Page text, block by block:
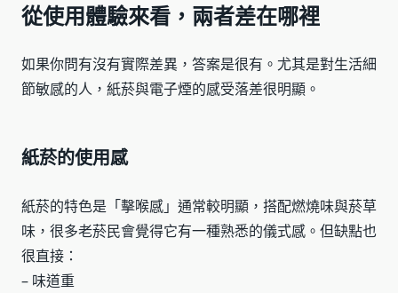
從使用體驗來看，兩者差在哪裡
如果你問有沒有實際差異，答案是很有。尤其是對生活細
節敏感的人，紙菸與電子煙的感受落差很明顯。
紙菸的使用感
紙菸的特色是「擊喉感」通常較明顯，搭配燃燒味與菸草
味，很多老菸民會覺得它有一種熟悉的儀式感。但缺點也
很直接：
– 味道重